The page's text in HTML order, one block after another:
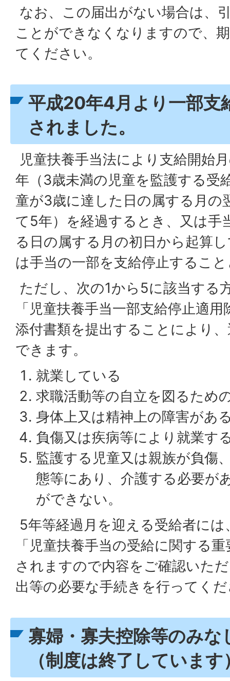
なお、この届出がない場合は、
ことができなくなりますので、
てください。
平成20年4月より一部支
されました。
児童扶養手当法により支給開始
年（3歳未満の児童を監護する受
童が3歳に達した日の属する月の
て5年）を経過するとき、又は手
る日の属する月の初日から起算
は手当の一部を支給停止するこ
ただし、次の1から5に該当する
「児童扶養手当一部支給停止適
添付書類を提出することにより
できます。
就業している
求職活動等の自立を図るため
身体上又は精神上の障害があ
負傷又は疾病等により就業す
監護する児童又は親族が負傷
態等にあり、介護する必要が
ができない。
5年等経過月を迎える受給者に
「児童扶養手当の受給に関する
されますので内容をご確認いた
出等の必要な手続きを行ってく
寡婦・寡夫控除等のみな
（制度は終了しています